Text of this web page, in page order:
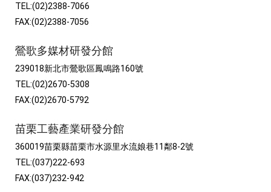
TEL:(02)2388-7066
FAX:(02)2388-7056
鶯歌多媒材研發分館
239018新北市鶯歌區鳳鳴路160號
TEL:(02)2670-5308
FAX:(02)2670-5792
苗栗工藝產業研發分館
360019苗栗縣苗栗市水源里水流娘巷11鄰8-2號
TEL:(037)222-693
FAX:(037)232-942